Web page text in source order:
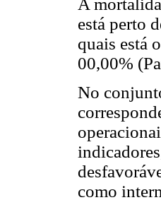
A
está perto
quais está
00,00%
No
como